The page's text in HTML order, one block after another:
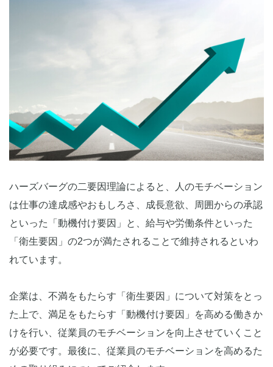
ハーズバーグの二要因理論によると、人のモチベーション
は仕事の達成感やおもしろさ、成長意欲、周囲からの承認
といった「動機付け要因」と、給与や労働条件といった
「衛生要因」の2つが満たされることで維持されるといわ
れています。
企業は、不満をもたらす「衛生要因」について対策をとっ
た上で、満足をもたらす「動機付け要因」を高める働きか
けを行い、従業員のモチベーションを向上させていくこと
が必要です。最後に、従業員のモチベーションを高めるた